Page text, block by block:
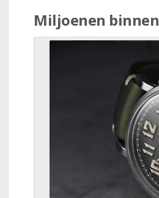
Miljoenen